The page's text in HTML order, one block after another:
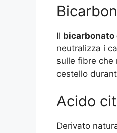
Il bicarbonato
neutralizza i
sulle fibre che
cestello
Acido
Derivato